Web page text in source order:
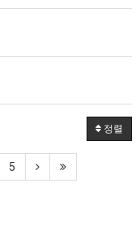
정렬
5